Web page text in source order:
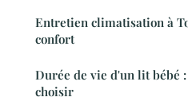
Entretien climatisation à
confort
Durée de vie d'un lit bébé
choisir